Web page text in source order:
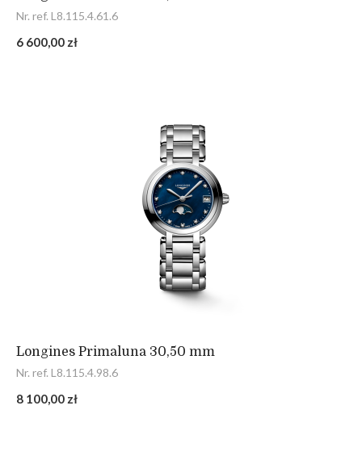
Nr. ref. L8.115.4.61.6
6 600,00 zł
Longines Primaluna 30,50 mm
Nr. ref. L8.115.4.98.6
8 100,00 zł